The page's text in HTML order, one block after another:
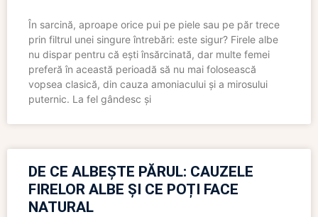
În sarcină, aproape orice pui pe piele sau pe păr trece
prin filtrul unei singure întrebări: este sigur? Firele albe
nu dispar pentru că ești însărcinată, dar multe femei
preferă în această perioadă să nu mai folosească
vopsea clasică, din cauza amoniacului și a mirosului
puternic. La fel gândesc și
DE CE ALBEȘTE PĂRUL: CAUZELE
FIRELOR ALBE ȘI CE POȚI FACE
NATURAL